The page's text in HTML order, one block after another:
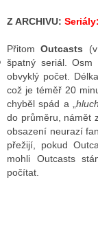
DISKUTÉRA NA RADIOTV
STARŠÍCH DISKUZÍ
Z ARCHIVU:
PřitomOutcasts
špatný seriál.
obvyklý počet.
což je téměř 20
chyběl spád a „
do průměru, námět
obsazení neurazí
přežijí, pokud
mohli Outcasts
počítat.